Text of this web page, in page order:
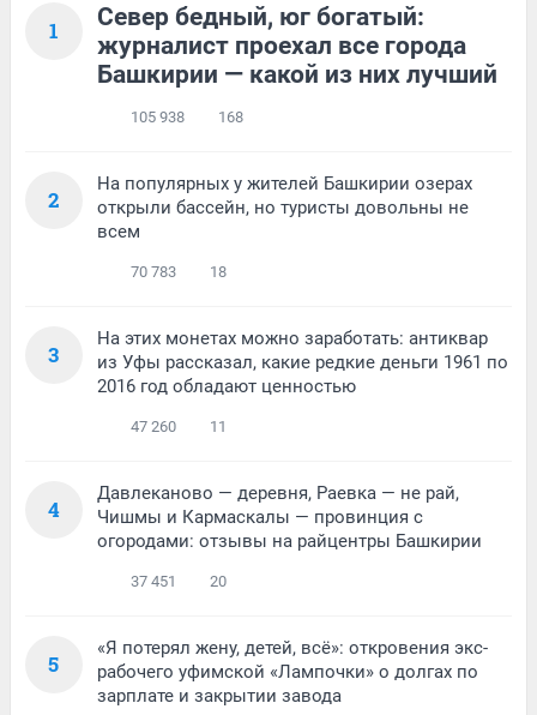
1
Север бедный, юг богатый:
журналист проехал все города
Башкирии — какой из них лучший
105 938 168
2
На популярных у жителей Башкирии озерах
открыли бассейн, но туристы довольны не
всем
70 783 18
3
На этих монетах можно заработать: антиквар
из Уфы рассказал, какие редкие деньги 1961 по
2016 год обладают ценностью
47 260 11
4
Давлеканово — деревня, Раевка — не рай,
Чишмы и Кармаскалы — провинция с
огородами: отзывы на райцентры Башкирии
37 451 20
5
«Я потерял жену, детей, всё»: откровения экс-
рабочего уфимской «Лампочки» о долгах по
зарплате и закрытии завода